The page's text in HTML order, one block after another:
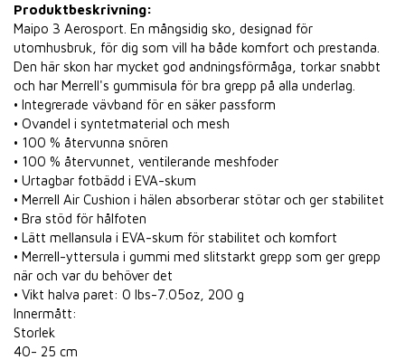
Produktbeskrivning:
Maipo 3 Aerosport. En mångsidig sko, designad för
utomhusbruk, för dig som vill ha både komfort och prestanda.
Den här skon har mycket god andningsförmåga, torkar snabbt
och har Merrell's gummisula för bra grepp på alla underlag.
• Integrerade vävband för en säker passform
• Ovandel i syntetmaterial och mesh
• 100 % återvunna snören
• 100 % återvunnet, ventilerande meshfoder
• Urtagbar fotbädd i EVA-skum
• Merrell Air Cushion i hälen absorberar stötar och ger stabilitet
• Bra stöd för hålfoten
• Lätt mellansula i EVA-skum för stabilitet och komfort
• Merrell-yttersula i gummi med slitstarkt grepp som ger grepp
när och var du behöver det
• Vikt halva paret: 0 lbs-7.05oz, 200 g
Innermått:
Storlek
40- 25 cm